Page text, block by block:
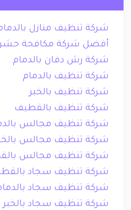
شركة تنظيف منازل
أفضل شركة مكافحة
شركة رش دفان بالدمام
شركة تنظيف بالدمام
شركة تنظيف بالخبر
شركة تنظيف بالقطيف
شركة تنظيف مجالس
شركة تنظيف مجالس
شركة تنظيف مجالس
شركة تنظيف سجاد
شركة تنظيف سجاد
شركة تنظيف سجاد بالخبر